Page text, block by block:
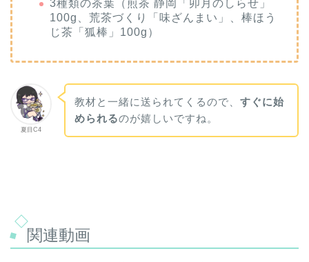
3種類の茶葉（煎茶 静岡「卯月のしらせ」
100g、荒茶づくり「味ざんまい」、棒ほう
じ茶「狐棒」100g）
夏目C4
教材と一緒に送られてくるので、 すぐに始
められるのが嬉しいですね。
関連動画